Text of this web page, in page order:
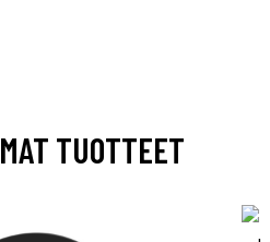
TUOTTEET